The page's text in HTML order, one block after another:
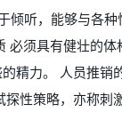
倾听，能够与各种
必须具有健壮的体
精力。 人员推销
探性策略，亦称